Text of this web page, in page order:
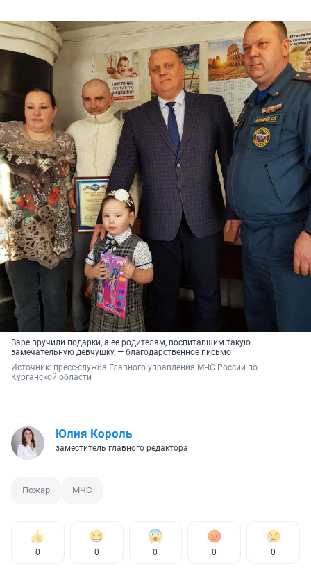
Варе вручили подарки, а ее родителям, воспитавшим такую
замечательную девчушку, — благодарственное письмо
Источник: пресс-служба Главного управления МЧС России по
Курганской области
Юлия Король
заместитель главного редактора
Пожар МЧС
0 0 0 0 0